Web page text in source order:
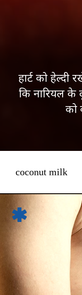
हार्ट को
कि नारियल के
को
coconut milk